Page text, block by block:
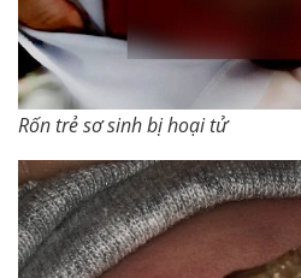
Rốn trẻ sơ sinh bị hoại tử